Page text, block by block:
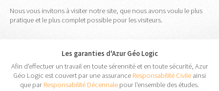
Nous vous invitons à visiter notre site, que nous avons voulu le plus
pratique et le plus complet possible pour les visiteurs.
Les garanties d'Azur Géo Logic
Afin d'effectuer un travail en toute sérennité et en toute sécurité, Azur
Géo Logic est couvert par une assurance Responsabilité Civile ainsi
que par Responsabilité Décennale pour l'ensemble des études.